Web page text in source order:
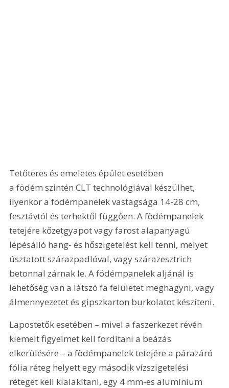
Tetőteres és emeletes épület esetében
a födém szintén CLT technológiával készülhet,
ilyenkor a födémpanelek vastagsága 14-28 cm,
fesztávtól és terhektől függően. A födémpanelek
tetejére kőzetgyapot vagy farost alapanyagú
lépésálló hang- és hőszigetelést kell tenni, melyet
úsztatott szárazpadlóval, vagy szárazesztrich
betonnal zárnak le. A födémpanelek aljánál is
lehetőség van a látszó fa felületet meghagyni, vagy
álmennyezetet és gipszkarton burkolatot készíteni.
Lapostetők esetében – mivel a faszerkezet révén
kiemelt figyelmet kell fordítani a beázás
elkerülésére – a födémpanelek tetejére a párazáró
fólia réteg helyett egy második vízszigetelési
réteget kell kialakítani, egy 4 mm-es alumínium